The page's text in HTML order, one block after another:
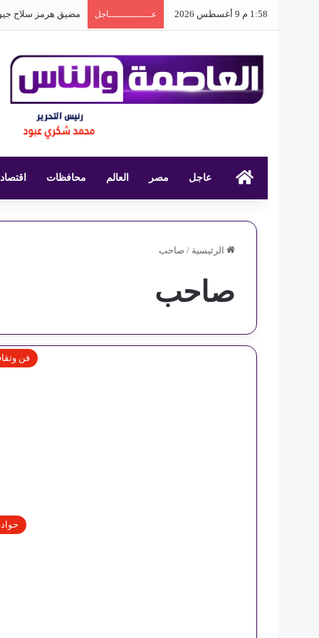
1:58 م 9 أغسطس 2026 عـــــــــــــــاجل مضيق هرمز سلاح
العاصمة والناس
عاجل مصر العالم محافظات اقتصاد
الرئيسية / صاحب
صاحب
فن